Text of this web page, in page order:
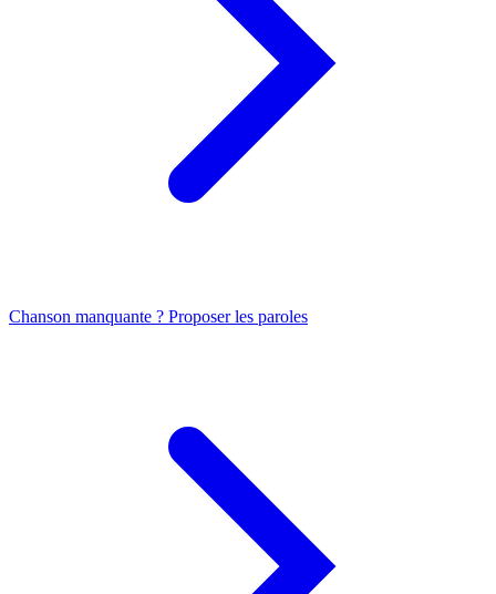
Chanson manquante ? Proposer les paroles